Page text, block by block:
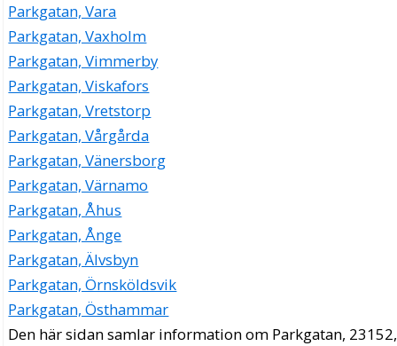
Parkgatan, Vara
Parkgatan, Vaxholm
Parkgatan, Vimmerby
Parkgatan, Viskafors
Parkgatan, Vretstorp
Parkgatan, Vårgårda
Parkgatan, Vänersborg
Parkgatan, Värnamo
Parkgatan, Åhus
Parkgatan, Ånge
Parkgatan, Älvsbyn
Parkgatan, Örnsköldsvik
Parkgatan, Östhammar
Den här sidan samlar information om Parkgatan, 23152,